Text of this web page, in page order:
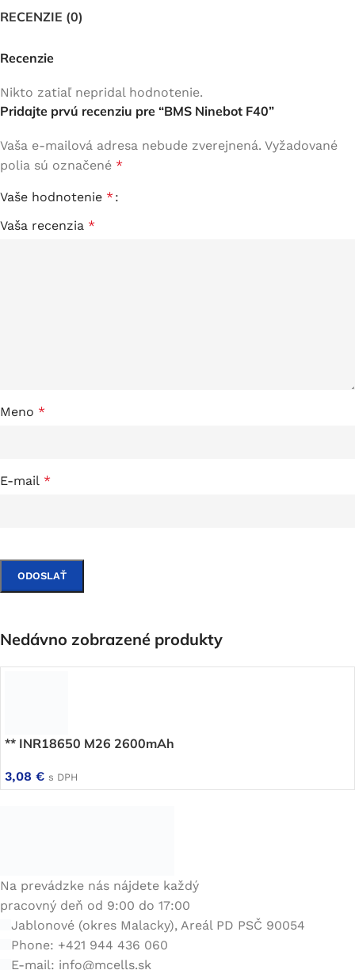
RECENZIE (0)
Recenzie
Nikto zatiaľ nepridal hodnotenie.
Pridajte prvú recenziu pre “BMS Ninebot F40”
Vaša e-mailová adresa nebude zverejnená. Vyžadované
polia sú označené *
Vaše hodnotenie *
Vaša recenzia *
Meno *
E-mail *
Nedávno zobrazené produkty
** INR18650 M26 2600mAh
3,08 € s DPH
Na prevádzke nás nájdete každý
pracovný deň od 9:00 do 17:00
Jablonové (okres Malacky), Areál PD PSČ 90054
Phone: +421 944 436 060
E-mail: info@mcells.sk